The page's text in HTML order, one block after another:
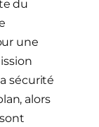
du
une
sécurité
alors